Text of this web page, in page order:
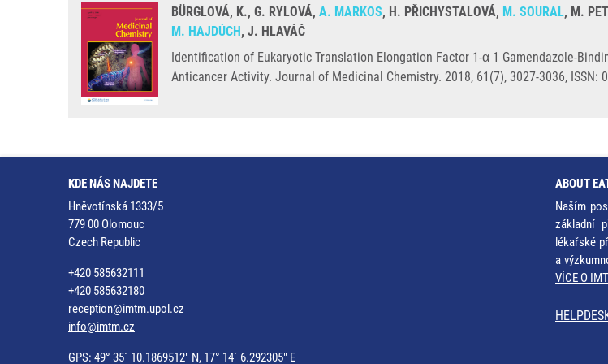
BÜRGLOVÁ, K., G. RYLOVÁ, A. MARKOS, H. PŘICHYSTALOVÁ, M. SOURAL, M.
M. HAJDÚCH, J. HLAVÁČ
Identification of Eukaryotic Translation Elongation Factor 1-α 1 Gamendazole-
Anticancer Activity. Journal of Medicinal Chemistry. 2018, 61(7), 3027-3036, ISSN:
KDE NÁS NAJDETE
Hněvotínská 1333/5
779 00 Olomouc
Czech Republic
+420 585632111
+420 585632180
reception@imtm.upol.cz
info@imtm.cz
GPS: 49° 35´ 10.1869512" N, 17° 14´ 6.292305" E
ABOUT
Naším
základní
lékařské
a
VÍCE O